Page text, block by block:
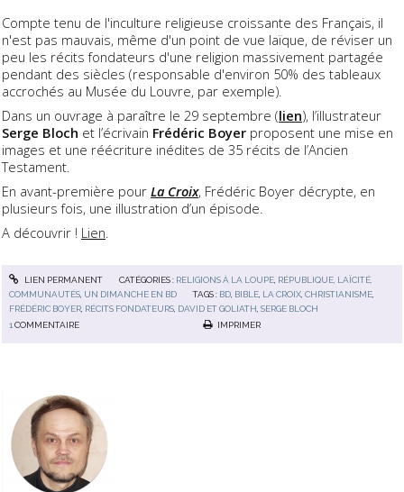
Compte tenu de l'inculture religieuse croissante des Français, il
n'est pas mauvais, même d'un point de vue laïque, de réviser un
peu les récits fondateurs d'une religion massivement partagée
pendant des siècles (responsable d'environ 50% des tableaux
accrochés au Musée du Louvre, par exemple).
Dans un ouvrage à paraître le 29 septembre (lien), l’illustrateur
Serge Bloch et l’écrivain Frédéric Boyer proposent une mise en
images et une réécriture inédites de 35 récits de l’Ancien
Testament.
En avant-première pour La Croix, Frédéric Boyer décrypte, en
plusieurs fois, une illustration d’un épisode.
A découvrir ! Lien
LIEN PERMANENT CATÉGORIES : RELIGIONS À LA LOUPE, RÉPUBLIQUE, LAÏCITÉ,
COMMUNAUTÉS UN DIMANCHE EN BD TAGS : BD BIBLE LA CROIX ,CHRISTIANISME
FRÉDÉRIC BOYER RÉCITS FONDATEURS DAVID ET GOLIATH ,SERGE BLOCH
1 COMMENTAIRE IMPRIMER